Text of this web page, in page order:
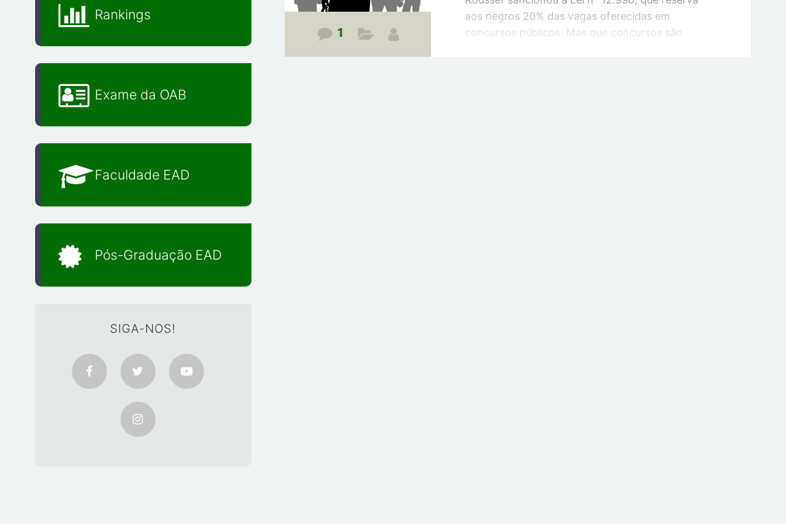
1
aos negros 20% das vagas oferecidas em
concursos públicos. Mas que concursos são
Rankings
Exame da OAB
Faculdade EAD
Pós-Graduação EAD
SIGA-NOS!